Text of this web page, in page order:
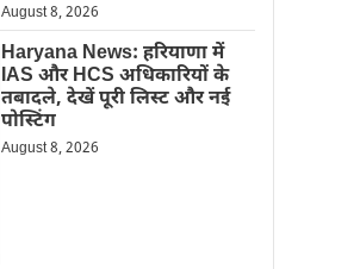
August 8, 2026
Haryana News: हरियाणा में
IAS और HCS अधिकारियों के
तबादले, देखें पूरी लिस्ट और नई
पोस्टिंग
August 8, 2026